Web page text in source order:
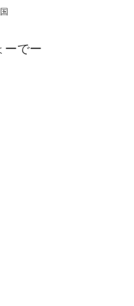
ーでー